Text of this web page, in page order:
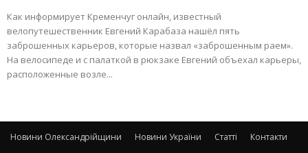
Как информирует Кременчуг онлайн, известный
велопутешественник Евгений Карабаза нашёл пять
заброшенных карьеров, которые назвал «заброшенным раем».
На велосипеде и с палаткой в рюкзаке Евгений объехал карьеры,
расположенные возле...
Новини Олександрійщини Новини України Статті
Контакти